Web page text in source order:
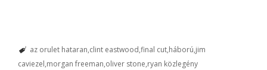
az orulet hataran clint eastwood final cut háború jim
caviezel morgan freeman oliver stone ryan közlegény